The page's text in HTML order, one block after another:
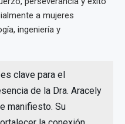
a mujeres
ingeniería y
clave para el
de la Dra. Aracely
manifiesto. Su